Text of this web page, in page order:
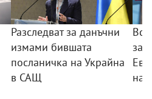
Разследват за данъчни
измами бившата
посланичка на Украйна
в САЩ